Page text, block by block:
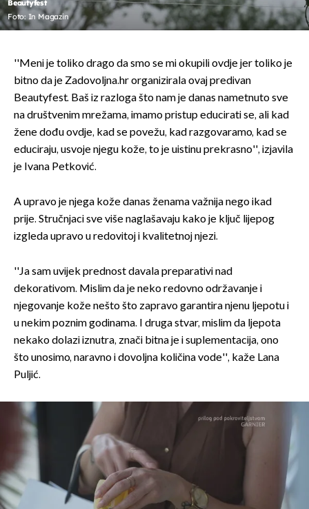
Beautyfest
Foto: In Magazin
''Meni je toliko drago da smo se mi okupili ovdje jer toliko je
bitno da je Zadovoljna.hr organizirala ovaj predivan
Beautyfest. Baš iz razloga što nam je danas nametnuto sve
na društvenim mrežama, imamo pristup educirati se, ali kad
žene dođu ovdje, kad se povežu, kad razgovaramo, kad se
educiraju, usvoje njegu kože, to je uistinu prekrasno'', izjavila
je Ivana Petković.
A upravo je njega kože danas ženama važnija nego ikad
prije. Stručnjaci sve više naglašavaju kako je ključ lijepog
izgleda upravo u redovitoj i kvalitetnoj njezi.
''Ja sam uvijek prednost davala preparativi nad
dekorativom. Mislim da je neko redovno održavanje i
njegovanje kože nešto što zapravo garantira njenu ljepotu i
u nekim poznim godinama. I druga stvar, mislim da ljepota
nekako dolazi iznutra, znači bitna je i suplementacija, ono
što unosimo, naravno i dovoljna količina vode'', kaže Lana
Puljić.